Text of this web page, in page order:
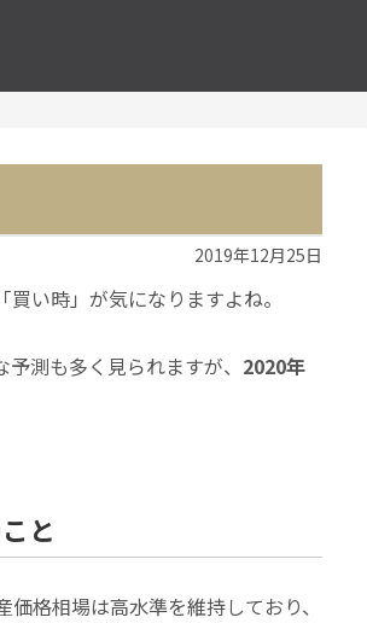
2019年12月25日
い時」が気になりますよね。
測も多く見られますが、 2020年
と
格相場は高水準を維持しており、